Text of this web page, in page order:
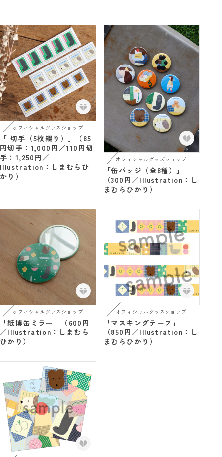
オフィシャルグッズショップ
「 切手（5枚綴り）」（85
円切手：1,000円／110円切
手：1,250円／
Illustration：しまむらひ
かり）
オフィシャルグッズショップ
「缶バッジ（全8種）」
（300円／Illustration：し
まむらひかり）
オフィシャルグッズショップ
「紙博缶ミラー」（600円
／Illustration：しまむら
ひかり）
オフィシャルグッズショップ
「マスキングテープ」
（850円／Illustration：し
まむらひかり）